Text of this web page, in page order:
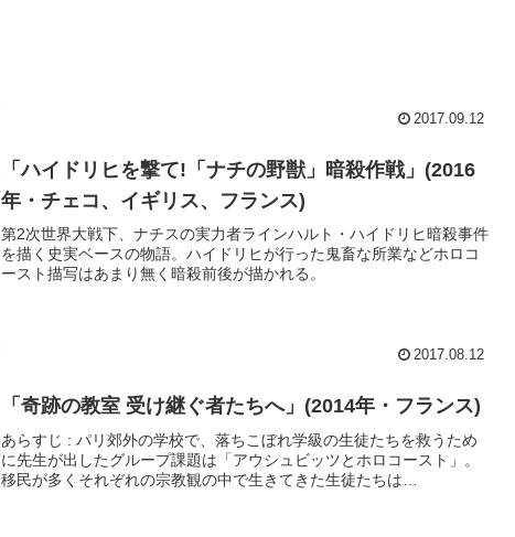
2017.09.12
「ハイドリヒを撃て!「ナチの野獣」暗殺作戦」(2016
年・チェコ、イギリス、フランス)
第2次世界大戦下、ナチスの実力者ラインハルト・ハイドリヒ暗殺事件
を描く史実ベースの物語。ハイドリヒが行った鬼畜な所業などホロコ
ースト描写はあまり無く暗殺前後が描かれる。
2017.08.12
「奇跡の教室 受け継ぐ者たちへ」(2014年・フランス)
あらすじ : パリ郊外の学校で、落ちこぼれ学級の生徒たちを救うため
に先生が出したグループ課題は「アウシュビッツとホロコースト」。
移民が多くそれぞれの宗教観の中で生きてきた生徒たちは…